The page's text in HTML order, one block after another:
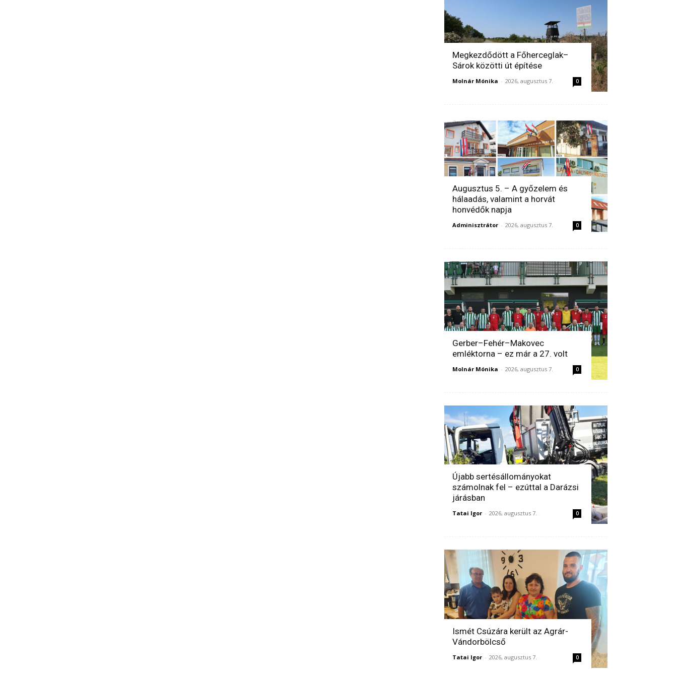
Megkezdődött a Főherceglak–
Sárok közötti út építése
Molnár Mónika - 2026, augusztus 7. 0
Augusztus 5. – A győzelem és
hálaadás, valamint a horvát
honvédők napja
Adminisztrátor - 2026, augusztus 7. 0
Gerber–Fehér–Makovec
emléktorna – ez már a 27. volt
Molnár Mónika - 2026, augusztus 7. 0
Újabb sertésállományokat
számolnak fel – ezúttal a Darázsi
járásban
Tatai Igor - 2026, augusztus 7. 0
Ismét Csúzára került az Agrár-
Vándorbölcső
Tatai Igor - 2026, augusztus 7. 0